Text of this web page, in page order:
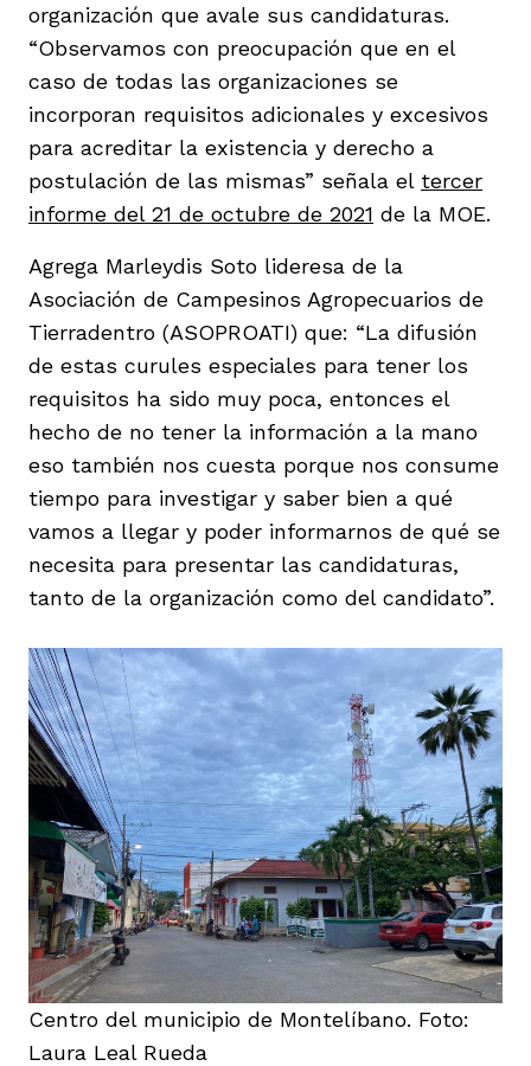
organización que avale sus candidaturas.
“Observamos con preocupación que en el
caso de todas las organizaciones se
incorporan requisitos adicionales y excesivos
para acreditar la existencia y derecho a
postulación de las mismas” señala el tercer
informe del 21 de octubre de 2021 de la MOE.
Agrega Marleydis Soto lideresa de la
Asociación de Campesinos Agropecuarios de
Tierradentro (ASOPROATI) que: “La difusión
de estas curules especiales para tener los
requisitos ha sido muy poca, entonces el
hecho de no tener la información a la mano
eso también nos cuesta porque nos consume
tiempo para investigar y saber bien a qué
vamos a llegar y poder informarnos de qué se
necesita para presentar las candidaturas,
tanto de la organización como del candidato”.
Centro del municipio de Montelíbano. Foto:
Laura Leal Rueda